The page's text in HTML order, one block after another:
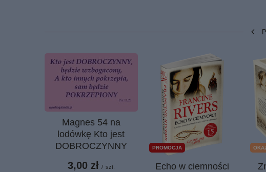
Magnes 54 na
lodówkę Kto jest
DOBROCZYNNY
3,00 zł / szt.
PROMOCJA
Echo w ciemności